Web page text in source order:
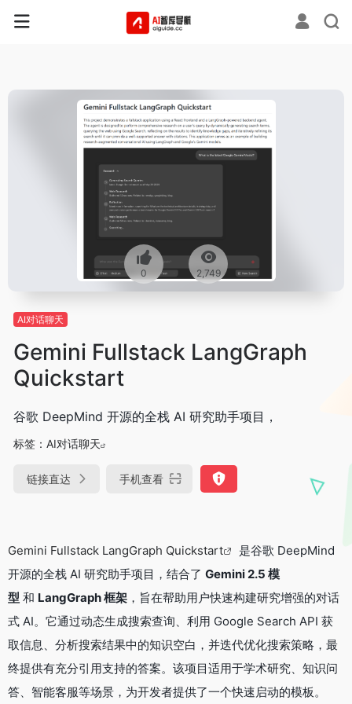
0 2,749
AI对话聊天
Gemini Fullstack LangGraph
Quickstart
谷歌 DeepMind 开源的全栈 AI 研究助手项目，
标签： AI对话聊天
链接直达 手机查看
Gemini Fullstack LangGraph Quickstart
是谷歌 DeepMind
开源的全栈 AI 研究助手项目，结合了 Gemini 2.5 模
型 和 LangGraph 框架 ，旨在帮助用户快速构建研究增强的对话
式 AI。它通过动态生成搜索查询、利用 Google Search API 获
取信息、分析搜索结果中的知识空白，并迭代优化搜索策略，最
终提供有充分引用支持的答案。该项目适用于学术研究、知识问
答、智能客服等场景，为开发者提供了一个快速启动的模板。